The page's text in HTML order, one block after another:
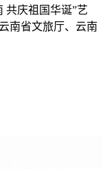
共庆祖国华诞”艺
南省文旅厅、云南